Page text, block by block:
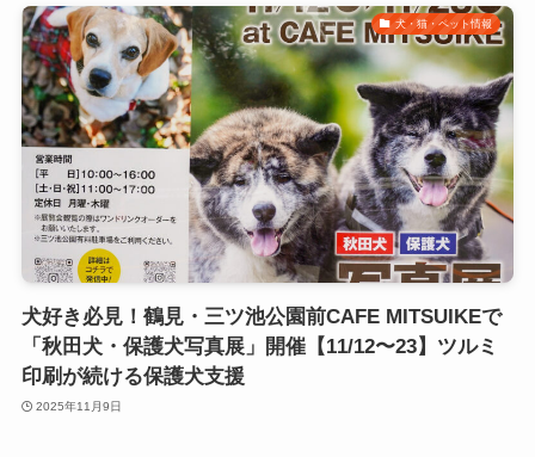
犬・猫・ペット情報
犬好き必見！鶴見・三ツ池公園前CAFE MITSUIKEで
「秋田犬・保護犬写真展」開催【11/12〜23】ツルミ
印刷が続ける保護犬支援
2025年11月9日